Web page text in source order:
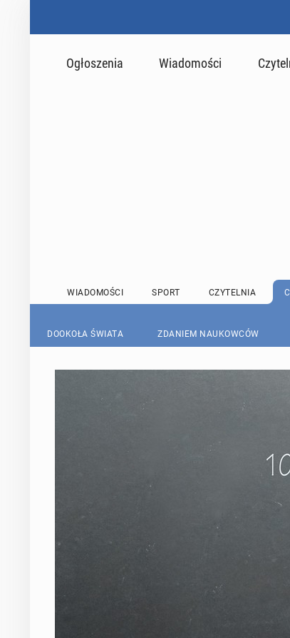
Ogłoszenia Wiadomości
WIADOMOŚCI SPORT CZYTELNIA
DOOKOŁA ŚWIATA ZDANIEM NAUKOWCÓW